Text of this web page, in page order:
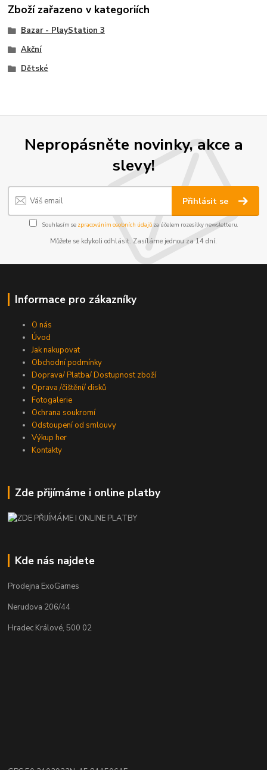
Zboží zařazeno v kategoriích
Bazar - PlayStation 3
Akční
Dětské
Nepropásněte novinky, akce a
slevy!
Přihlásit se
Souhlasím se zpracováním osobních údajůza účelem rozesílky newsletteru.
Můžete se kdykoli odhlásit. Zasíláme jednou za 14 dní.
Informace pro zákazníky
O nás
Úvod
Jak nakupovat
Obchodní podmínky
Doprava/ Platba/ Dostupnost zboží
Oprava /čištění/ disků
Fotogalerie
Ochrana soukromí
Odstoupení od smlouvy
Výkup her
Kontakty
Zde přijímáme i online platby
Kde nás najdete
Prodejna ExoGames
Nerudova 206/44
Hradec Králové, 500 02